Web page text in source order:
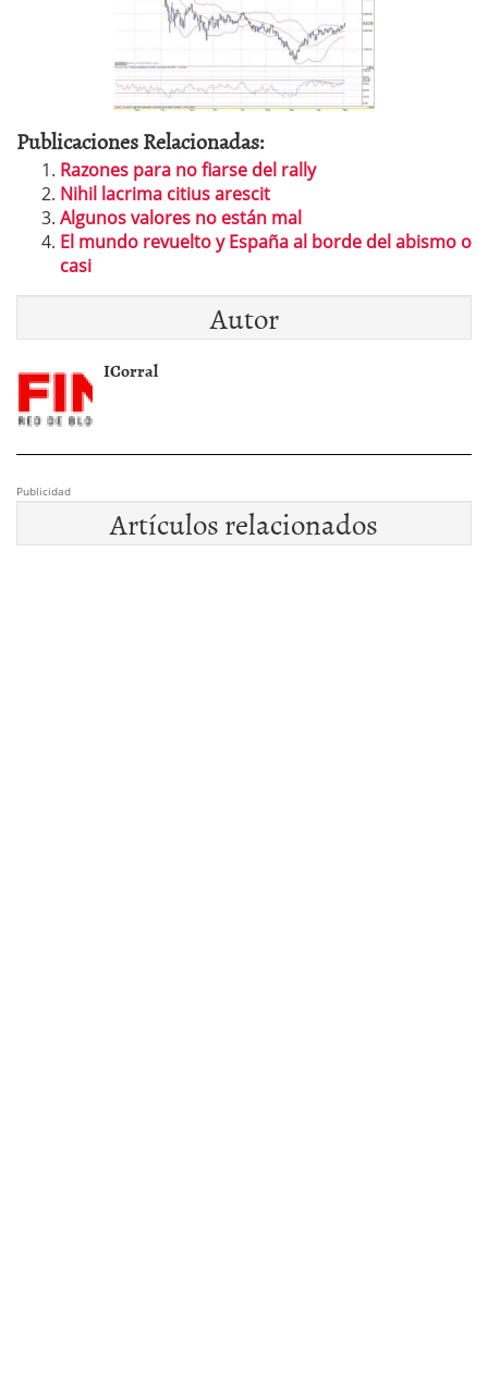
Publicaciones Relacionadas:
Razones para no fiarse del rally
Nihil lacrima citius arescit
Algunos valores no están mal
El mundo revuelto y España al borde del abismo o
casi
Autor
ICorral
Publicidad
Artículos relacionados